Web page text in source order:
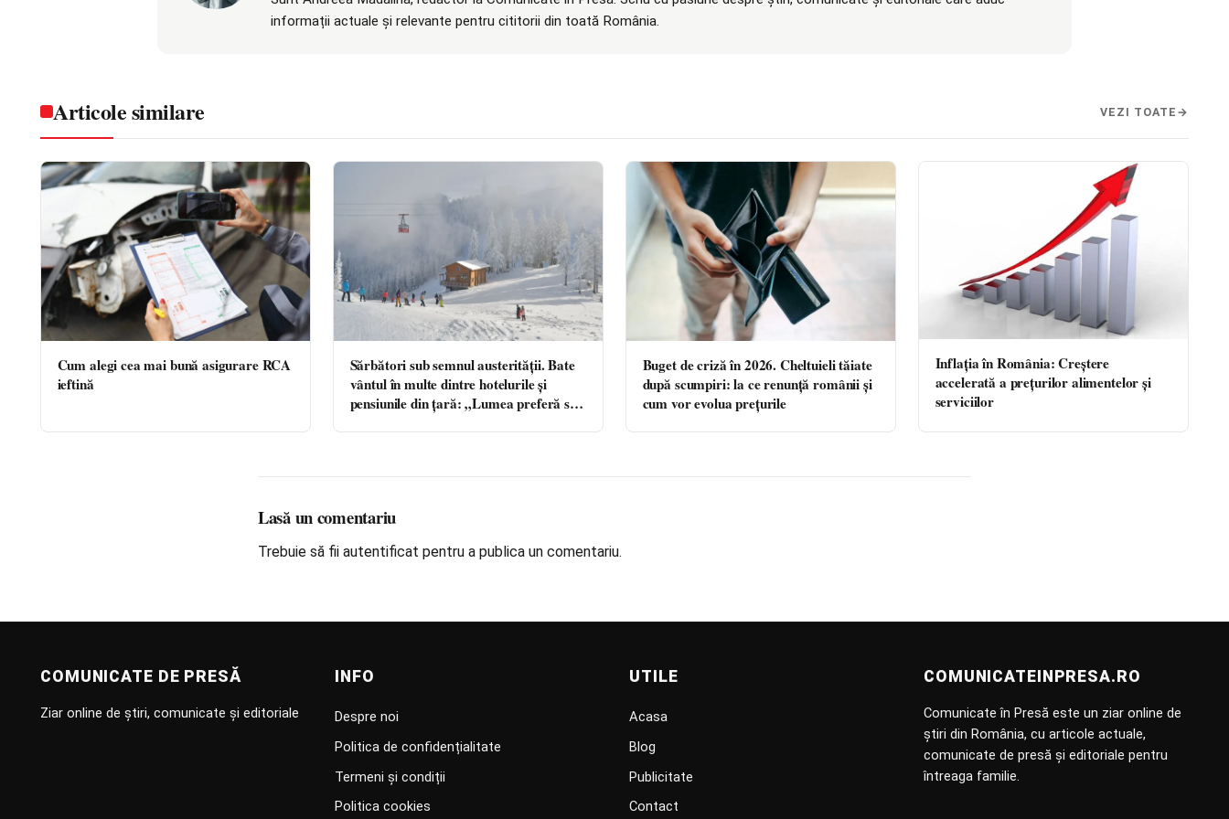
informații actuale și relevante pentru cititorii din toată România.
Articole similare VEZI TOATE
Cum alegi cea mai bună asigurare RCA
ieftină
Sărbători sub semnul austerității. Bate
vântul în multe dintre hotelurile și
pensiunile din țară: „Lumea preferă să
Buget de criză în 2026. Cheltuieli tăiate
după scumpiri: la ce renunță românii și
cum vor evolua prețurile
Inflația în România: Creștere
accelerată a prețurilor alimentelor și
serviciilor
Lasă un comentariu
Trebuie să fii autentificat pentru a publica un comentariu.
COMUNICATE DE PRESĂ
Ziar online de știri, comunicate și editoriale
INFO
Despre noi
Politica de confidențialitate
Termeni și condiții
Politica cookies
UTILE
Acasa
Blog
Publicitate
Contact
COMUNICATEINPRESA.RO
Comunicate în Presă este un ziar online de
știri din România, cu articole actuale,
comunicate de presă și editoriale pentru
întreaga familie.